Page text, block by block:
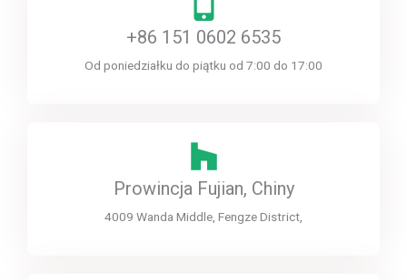
+86 151 0602 6535
Od poniedziałku do piątku od 7:00 do 17:00
Prowincja Fujian, Chiny
4009 Wanda Middle, Fengze District,